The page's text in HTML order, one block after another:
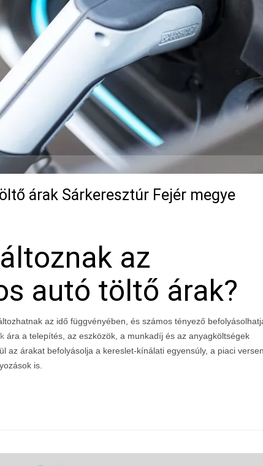
árak Sárkeresztúr Fejér megye
az
autó töltő árak?
az idő függvényében, és számos tényező
ára a telepítés, az eszközök, a munkadíj és az anyagköltségek
az árakat befolyásolja a kereslet-kínálati egyensúly, a piaci
is.